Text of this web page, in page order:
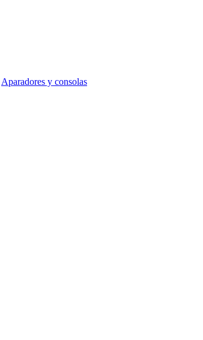
Aparadores y consolas